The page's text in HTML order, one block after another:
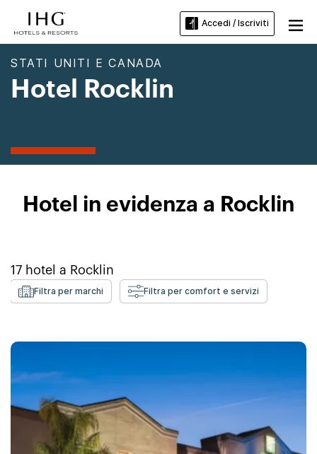
Accedi / Iscriviti
STATI UNITI E CANADA
Hotel Rocklin
Hotel in evidenza a Rocklin
17 hotel a Rocklin
Filtra per marchi Filtra per comfort e servizi